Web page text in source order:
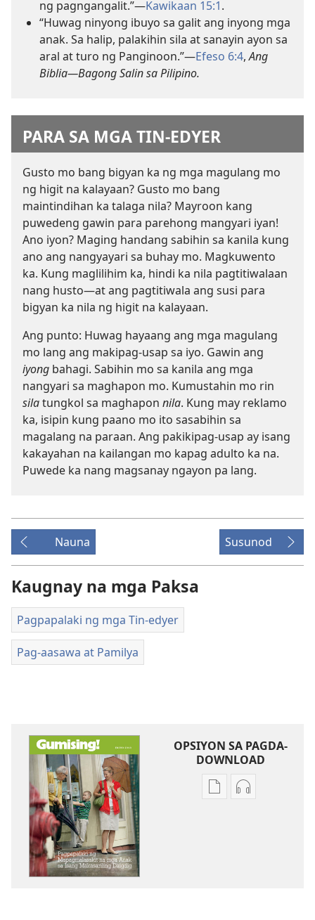
ng pagngangalit.”—Kawikaan 15:1.
“Huwag ninyong ibuyo sa galit ang inyong mga
anak. Sa halip, palakihin sila at sanayin ayon sa
aral at turo ng Panginoon.”—Efeso 6:4,Ang
Biblia—Bagong Salin sa Pilipino.
PARA SA MGA TIN-EDYER
Gusto mo bang bigyan ka ng mga magulang mo
ng higit na kalayaan? Gusto mo bang
maintindihan ka talaga nila? Mayroon kang
puwedeng gawin para parehong mangyari iyan!
Ano iyon? Maging handang sabihin sa kanila kung
ano ang nangyayari sa buhay mo. Magkuwento
ka. Kung maglilihim ka, hindi ka nila pagtitiwalaan
nang husto—at ang pagtitiwala ang susi para
bigyan ka nila ng higit na kalayaan.
Ang punto: Huwag hayaang ang mga magulang
mo lang ang makipag-usap sa iyo. Gawin ang
iyong bahagi. Sabihin mo sa kanila ang mga
nangyari sa maghapon mo. Kumustahin mo rin
silatungkol sa maghapon nila. Kung may reklamo
ka, isipin kung paano mo ito sasabihin sa
magalang na paraan. Ang pakikipag-usap ay isang
kakayahan na kailangan mo kapag adulto ka na.
Puwede ka nang magsanay ngayon pa lang.
Nauna Susunod
Kaugnay na mga Paksa
Pagpapalaki ng mga Tin-edyer
Pag-aasawa at Pamilya
OPSIYON SA PAGDA-
DOWNLOAD
OpsiyonOpsiyon